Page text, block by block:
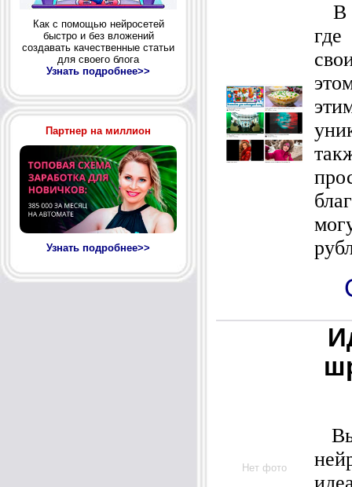
Как с помощью нейросетей
быстро и без вложений
создавать качественные статьи
для своего блога
Узнать подробнее>>
Партнер на миллион
Узнать подробнее>>
В
Нет фото